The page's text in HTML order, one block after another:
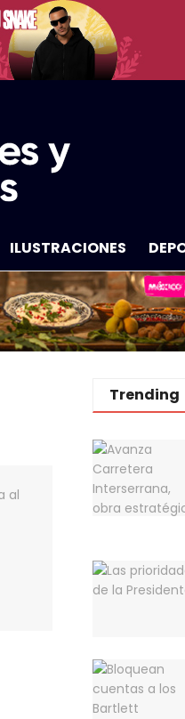
ILUSTRACIONES
Trending